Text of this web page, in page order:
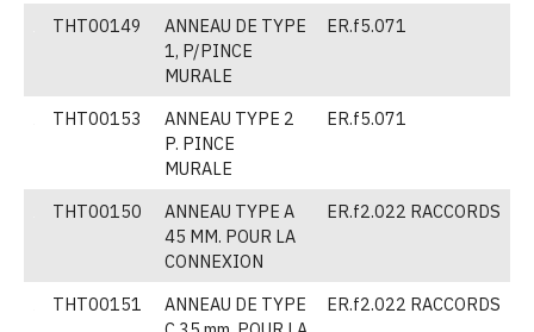
THT00149
ANNEAU DE TYPE
1, P/PINCE
MURALE
ER.f5.071
THT00153
ANNEAU TYPE 2
P. PINCE
MURALE
ER.f5.071
THT00150
ANNEAU TYPE A
45 MM. POUR LA
CONNEXION
ER.f2.022 RACCORDS
THT00151
ANNEAU DE TYPE
ER.f2.022 RACCORDS